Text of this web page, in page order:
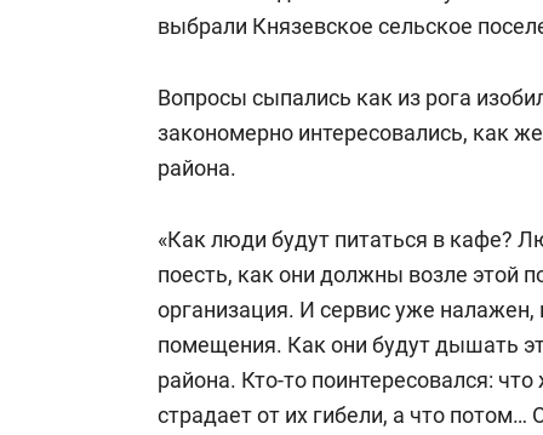
выбрали Князевское сельское
Вопросы сыпались как из рога
закономерно интересовались, как
района.
«Как люди будут питаться в кафе?
поесть, как они должны возле этой
организация. И сервис уже
помещения. Как они будут дышать
района. Кто-то поинтересовался:
страдает от их гибели, а что потом…